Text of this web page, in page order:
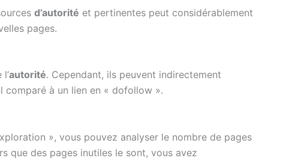
d’autorité et pertinentes peut considérablement
pages.
autorité. Cependant, ils peuvent indirectement
à un lien en « dofollow ».
», vous pouvez analyser le nombre de pages
que des pages inutiles le sont, vous avez